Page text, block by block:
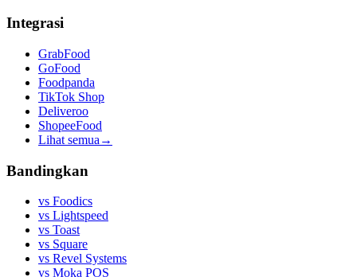
Integrasi
GrabFood
GoFood
Foodpanda
TikTok Shop
Deliveroo
ShopeeFood
Lihat semua →
Bandingkan
vs Foodics
vs Lightspeed
vs Toast
vs Square
vs Revel Systems
vs Moka POS